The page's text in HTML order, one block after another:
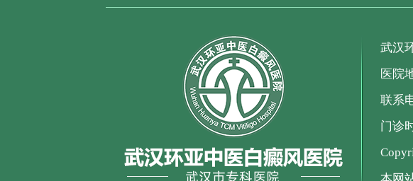
武汉
医院
联系
门诊